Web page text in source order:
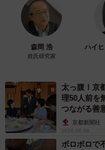
「子どもの発想力に驚
あおむろさんは、娘さん
漫画を発表し、作品数は
ーーひとつの作品にどれ
ボールペン一発描きで、
ゆっくり絵を描く時間が
森岡 浩
姓氏研究家
ハイ
太っ腹！京
理50人前を
つながる善
京都新聞社
2026.08.08
ボロボロで